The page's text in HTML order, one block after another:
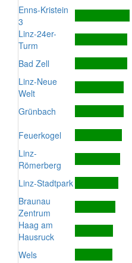
Enns-Kristein
3
Linz-24er-
Turm
Bad Zell
Linz-Neue
Welt
Grünbach
Feuerkogel
Linz-
Römerberg
Linz-Stadtpark
Braunau
Zentrum
Haag am
Hausruck
Wels